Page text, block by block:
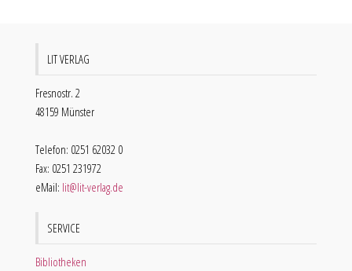
LIT VERLAG
Fresnostr. 2
48159 Münster
Telefon: 0251 62032 0
Fax: 0251 231972
eMail: lit@lit-verlag.de
SERVICE
Bibliotheken